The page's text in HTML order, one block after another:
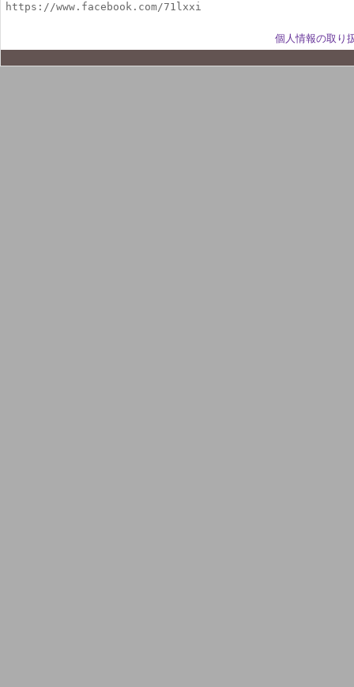
https://www.facebook.com/71lxxi
個人情報の取り